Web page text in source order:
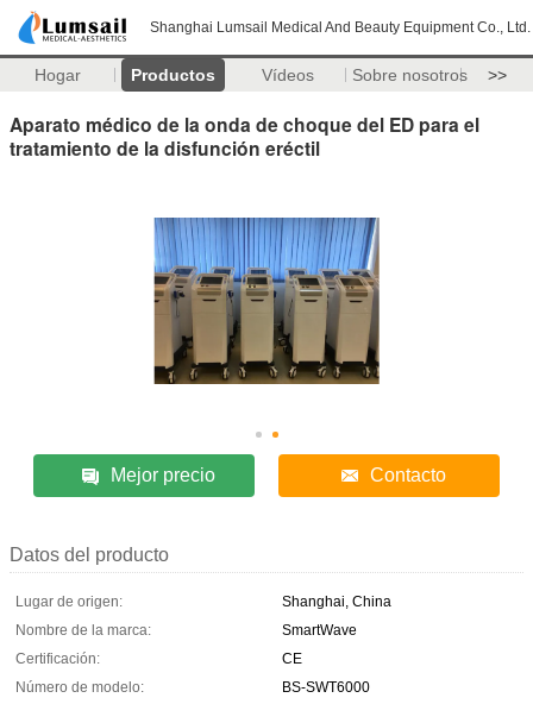
Shanghai Lumsail Medical And Beauty Equipment Co., Ltd.
Hogar Productos Vídeos Sobre nosotros >>
Aparato médico de la onda de choque del ED para el
tratamiento de la disfunción eréctil
Mejor precio Contacto
Datos del producto
Lugar de origen:
Shanghai, China
Nombre de la marca:
SmartWave
Certificación:
CE
Número de modelo:
BS-SWT6000